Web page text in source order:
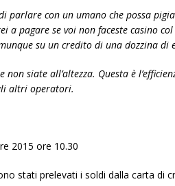
parlare con un umano che possa
a pagare se voi non faceste casino
su un credito di una dozzina di
siate all’altezza. Questa è
altri operatori.
2015 ore 10.30
stati prelevati i soldi dalla carta di